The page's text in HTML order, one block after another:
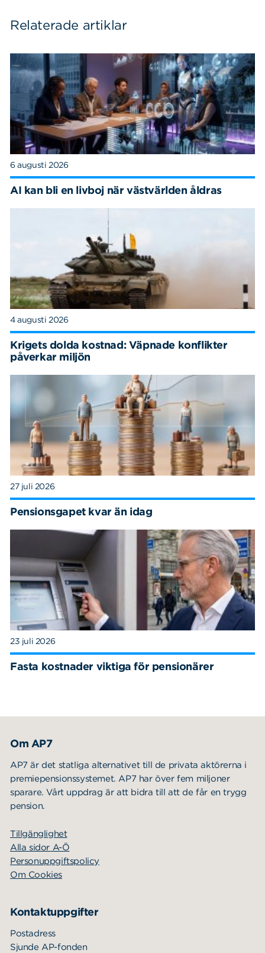
Relaterade artiklar
6 augusti 2026
AI kan bli en livboj när västvärlden åldras
4 augusti 2026
Krigets dolda kostnad: Väpnade konflikter
påverkar miljön
27 juli 2026
Pensionsgapet kvar än idag
23 juli 2026
Fasta kostnader viktiga för pensionärer
Om AP7
AP7 är det statliga alternativet till de privata aktörerna i
premiepensionssystemet. AP7 har över fem miljoner
sparare. Vårt uppdrag är att bidra till att de får en trygg
pension.
Tillgänglighet
Alla sidor A-Ö
Personuppgiftspolicy
Om Cookies
Kontaktuppgifter
Postadress
Sjunde AP-fonden
Sök på sidan:
efter: